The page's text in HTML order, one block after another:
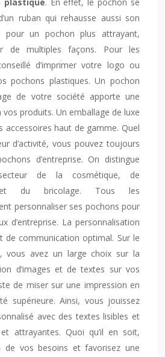
ruban qui rehausse aussi son
pour un pochon plus attrayant,
de multiples façons. Pour les
d’imprimer votre logo ou
pochons plastiques. Un pochon
de votre société apporte une
vos produits. Un emballage de luxe
accessoires haut de gamme. Quel
d’activité, vous pouvez toujours
d’entreprise. On distingue
de la cosmétique, de
et du bricolage. Tous les
personnaliser ses pochons pour
d’entreprise. La personnalisation
de communication optimal. Sur le
vous avez un large choix sur la
d’images et de textes sur vos
de miser sur une impression en
supérieure. Ainsi, vous jouissez
avec des textes lisibles et
attrayantes. Quoi qu’il en soit,
de vos besoins et favorisez une